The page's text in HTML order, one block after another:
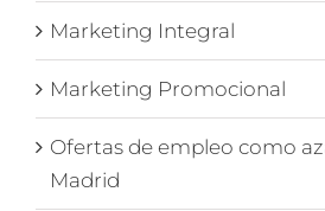
Marketing Integral
Marketing Promocional
Ofertas de empleo como
Madrid